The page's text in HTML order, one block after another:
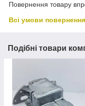
Повернення товару
Всі умови повернення
Подібні товари